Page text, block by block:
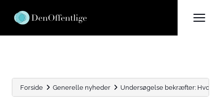
Forside Generelle nyheder Undersøgelse bekræfter: Hvor